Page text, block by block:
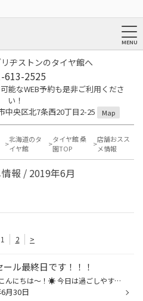
ヂストンのタイヤ館へ
613-2525
能なWEB予約も是非ご利用くださ
い！
央区北7条西20丁目2-25
Map
北海道のタ
イヤ館
タイヤ館 桑
園TOP
店舗おスス
メ情報
報 / 2019年6月
1 2 >
ール最終日です！！！
皆様、こんにちは～！☀ 今日は過ごしやすいですね☻ 本日は「決算セール最終日」です！！ さらに８月よりブリヂストンタイヤが値上がりします。 増税前、値上がり前の今が買い時！！ 本日最初の作業は、アライメントです！！ ヴェゼル様、ありがとうございました！！！ アライメントで一度しっかり整...
月30日